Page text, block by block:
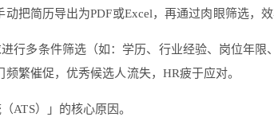
把简历导出为PDF或Excel，再通过肉眼筛选，
行多条件筛选（如：学历、行业经验、岗位年
繁催促，优秀候选人流失，HR疲于应对。
ATS）」的核心原因。